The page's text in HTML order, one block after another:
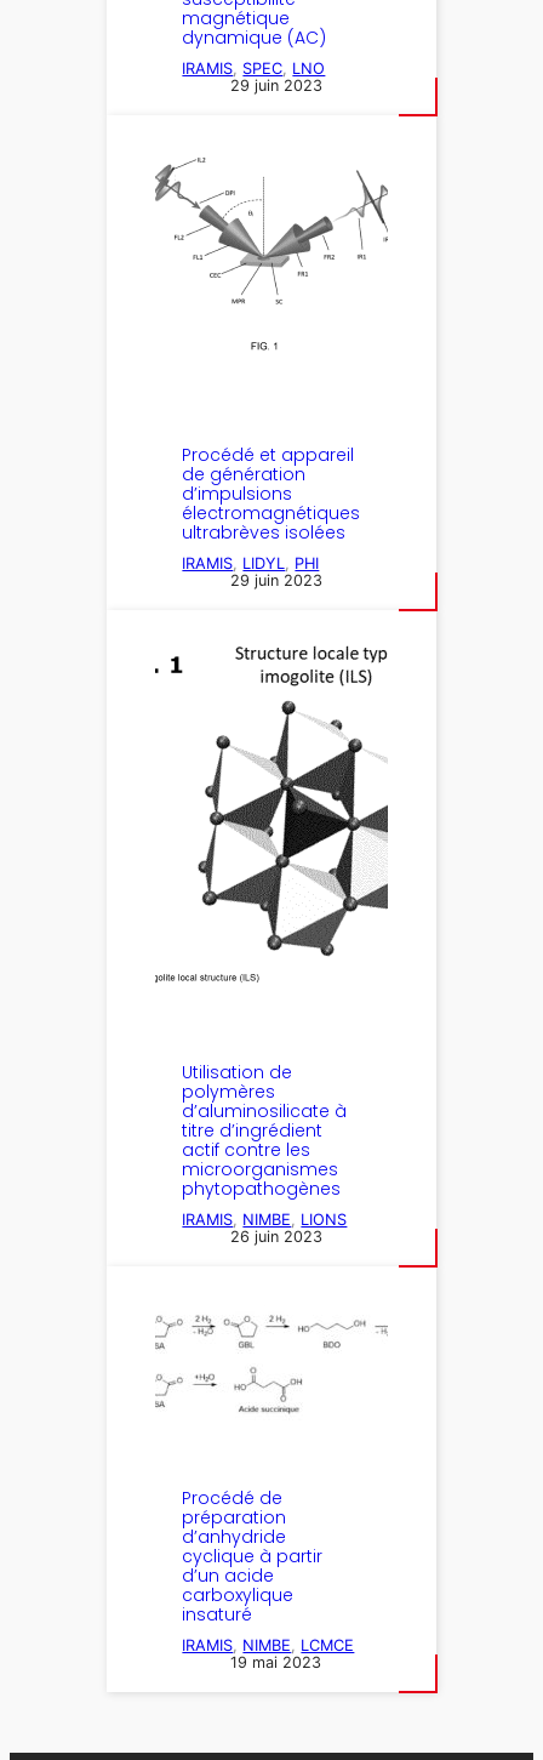
magnétique
dynamique (AC)
IRAMIS, SPEC, LNO
29 juin 2023
Procédé et appareil
de génération
d’impulsions
électromagnétiques
ultrabrèves isolées
IRAMIS, LIDYL, PHI
29 juin 2023
Utilisation de
polymères
d’aluminosilicate à
titre d’ingrédient
actif contre les
microorganismes
phytopathogènes
IRAMIS NIMBE
LIONS
26 juin 2023
Procédé de
préparation
d’anhydride
cyclique à partir
d’un acide
carboxylique
insaturé
IRAMIS, NIMBE, LCMCE
19 mai 2023